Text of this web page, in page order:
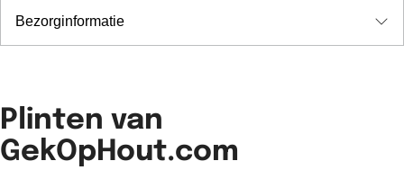
Bezorginformatie
Plinten van
GekOpHout.com